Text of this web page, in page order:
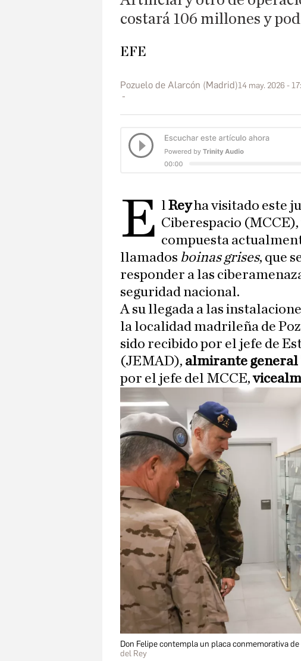
costará 106 millones y
EFE
Pozuelo de Alarcón (Madrid)14 may. 2026 -
E lReyha visitado este
Ciberespacio
compuesta
llamados boinas grises, que
responder a las
seguridad nacional.
A su llegada a las
la localidad madrileña de
sido recibido por el jefe de
(JEMAD), almirante general
por el jefe del MCCE,
Don Felipe contempla un placa conmemorativa
del Rey